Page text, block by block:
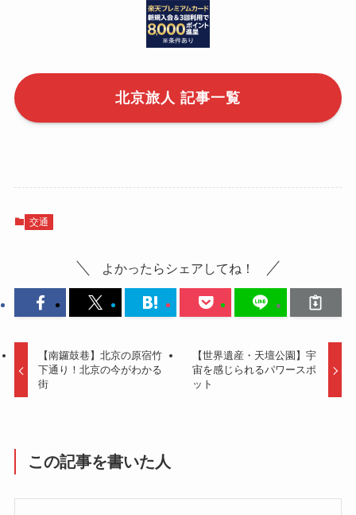
北京旅人 記事一覧
交通
よかったらシェアしてね！
【南鑼鼓巷】北京の原宿竹
下通り！北京の今がわかる
街
【世界遺産・天壇公園】宇
宙を感じられるパワースポ
ット
この記事を書いた人